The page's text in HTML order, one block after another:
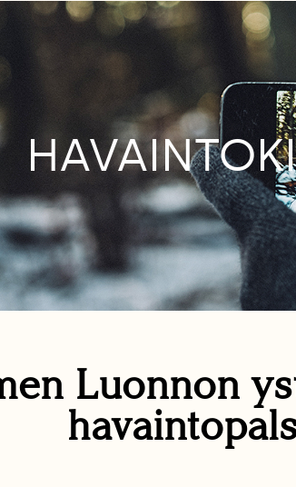
Luonnon